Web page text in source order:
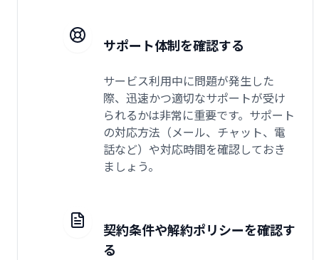
サポート体制を確認する
サービス利用中に問題が発生した
際、迅速かつ適切なサポートが受け
られるかは非常に重要です。サポート
の対応方法（メール、チャット、電
話など）や対応時間を確認しておき
ましょう。
契約条件や解約ポリシーを確認す
る